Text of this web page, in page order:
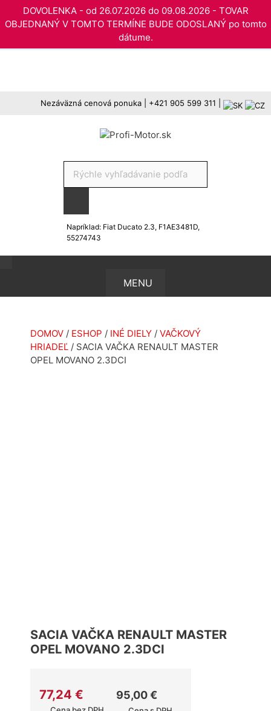
DOVOLENKA - od 26.07.2026 do 09.08.2026 - TOVAR
OBJEDNANÝ V TOMTO TERMÍNE BUDE ODOSLANÝ po tomto
dátume.
Nezáväzná cenová ponuka +421 905 599 311
search
Napríklad: Fiat Ducato 2.3, F1AE3481D,
55274743
DOMOV / ESHOP / INÉ DIELY / VAČKOVÝ
HRIADEĽ / SACIA VAČKA RENAULT MASTER
OPEL MOVANO 2.3DCI
SACIA VAČKA RENAULT MASTER
OPEL MOVANO 2.3DCI
77,24 € 95,00€